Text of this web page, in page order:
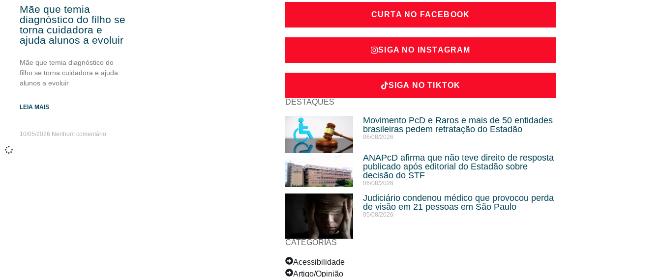
Mãe que temia
diagnóstico do filho se
torna cuidadora e
ajuda alunos a evoluir
Mãe que temia diagnóstico do
filho se torna cuidadora e ajuda
alunos a evoluir
LEIA MAIS
10/05/2026 Nenhum comentário
CURTA NO FACEBOOK
SIGA NO INSTAGRAM
SIGA NO TIKTOK
DESTAQUES
Movimento PcD e Raros e mais de 50 entidades
brasileiras pedem retratação do Estadão
06/08/2026
ANAPcD afirma que não teve direito de resposta
publicado após editorial do Estadão sobre
decisão do STF
06/08/2026
Judiciário condenou médico que provocou perda
de visão em 21 pessoas em São Paulo
05/08/2026
CATEGORIAS
Acessibilidade
Artigo/Opinião